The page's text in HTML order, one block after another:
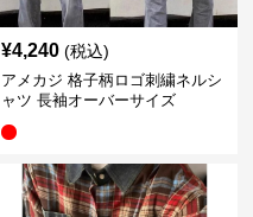
¥4,240 (税込)
アメカジ 格子柄ロゴ刺繍ネルシ
ャツ 長袖オーバーサイズ